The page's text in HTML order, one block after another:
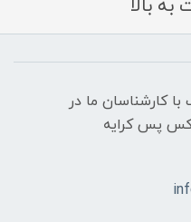
بالا
شنبه 9 صبح تا 9 شب با کارشناسان ما در
پس کرایه